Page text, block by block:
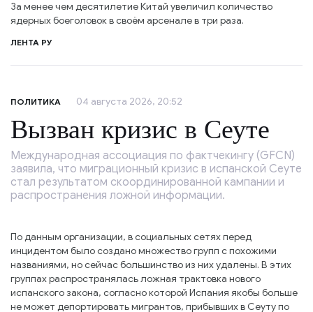
За менее чем десятилетие Китай увеличил количество
ядерных боеголовок в своём арсенале в три раза.
ЛЕНТА РУ
ПОЛИТИКА 04 августа 2026, 20:52
Вызван кризис в Сеуте
Международная ассоциация по фактчекингу (GFCN)
заявила, что миграционный кризис в испанской Сеуте
стал результатом скоординированной кампании и
распространения ложной информации.
По данным организации, в социальных сетях перед
инцидентом было создано множество групп с похожими
названиями, но сейчас большинство из них удалены. В этих
группах распространялась ложная трактовка нового
испанского закона, согласно которой Испания якобы больше
не может депортировать мигрантов, прибывших в Сеуту по